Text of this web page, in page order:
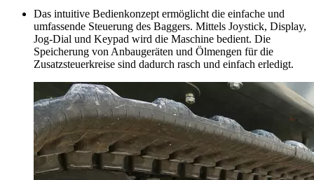
Das intuitive Bedienkonzept ermöglicht die einfache und
umfassende Steuerung des Baggers. Mittels Joystick, Display,
Jog-Dial und Keypad wird die Maschine bedient. Die
Speicherung von Anbaugeräten und Ölmengen für die
Zusatzsteuerkreise sind dadurch rasch und einfach erledigt.